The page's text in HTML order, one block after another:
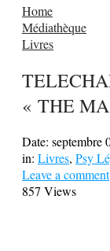
Home
Médiathèque
Livres
« THE
Date: septembre
in: Livres, Psy
Leave a comment
857 Views